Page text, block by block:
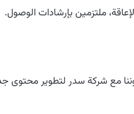
ملتزمين بإرشادات الوصول.
مع شركة سدر لتطوير